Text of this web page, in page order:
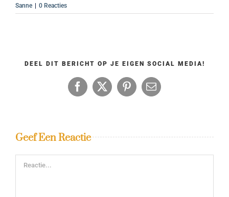
Sanne | 0 Reacties
DEEL DIT BERICHT OP JE EIGEN SOCIAL MEDIA!
Facebook
X Pinterest
E-
Geef Een Reactie
Reactie